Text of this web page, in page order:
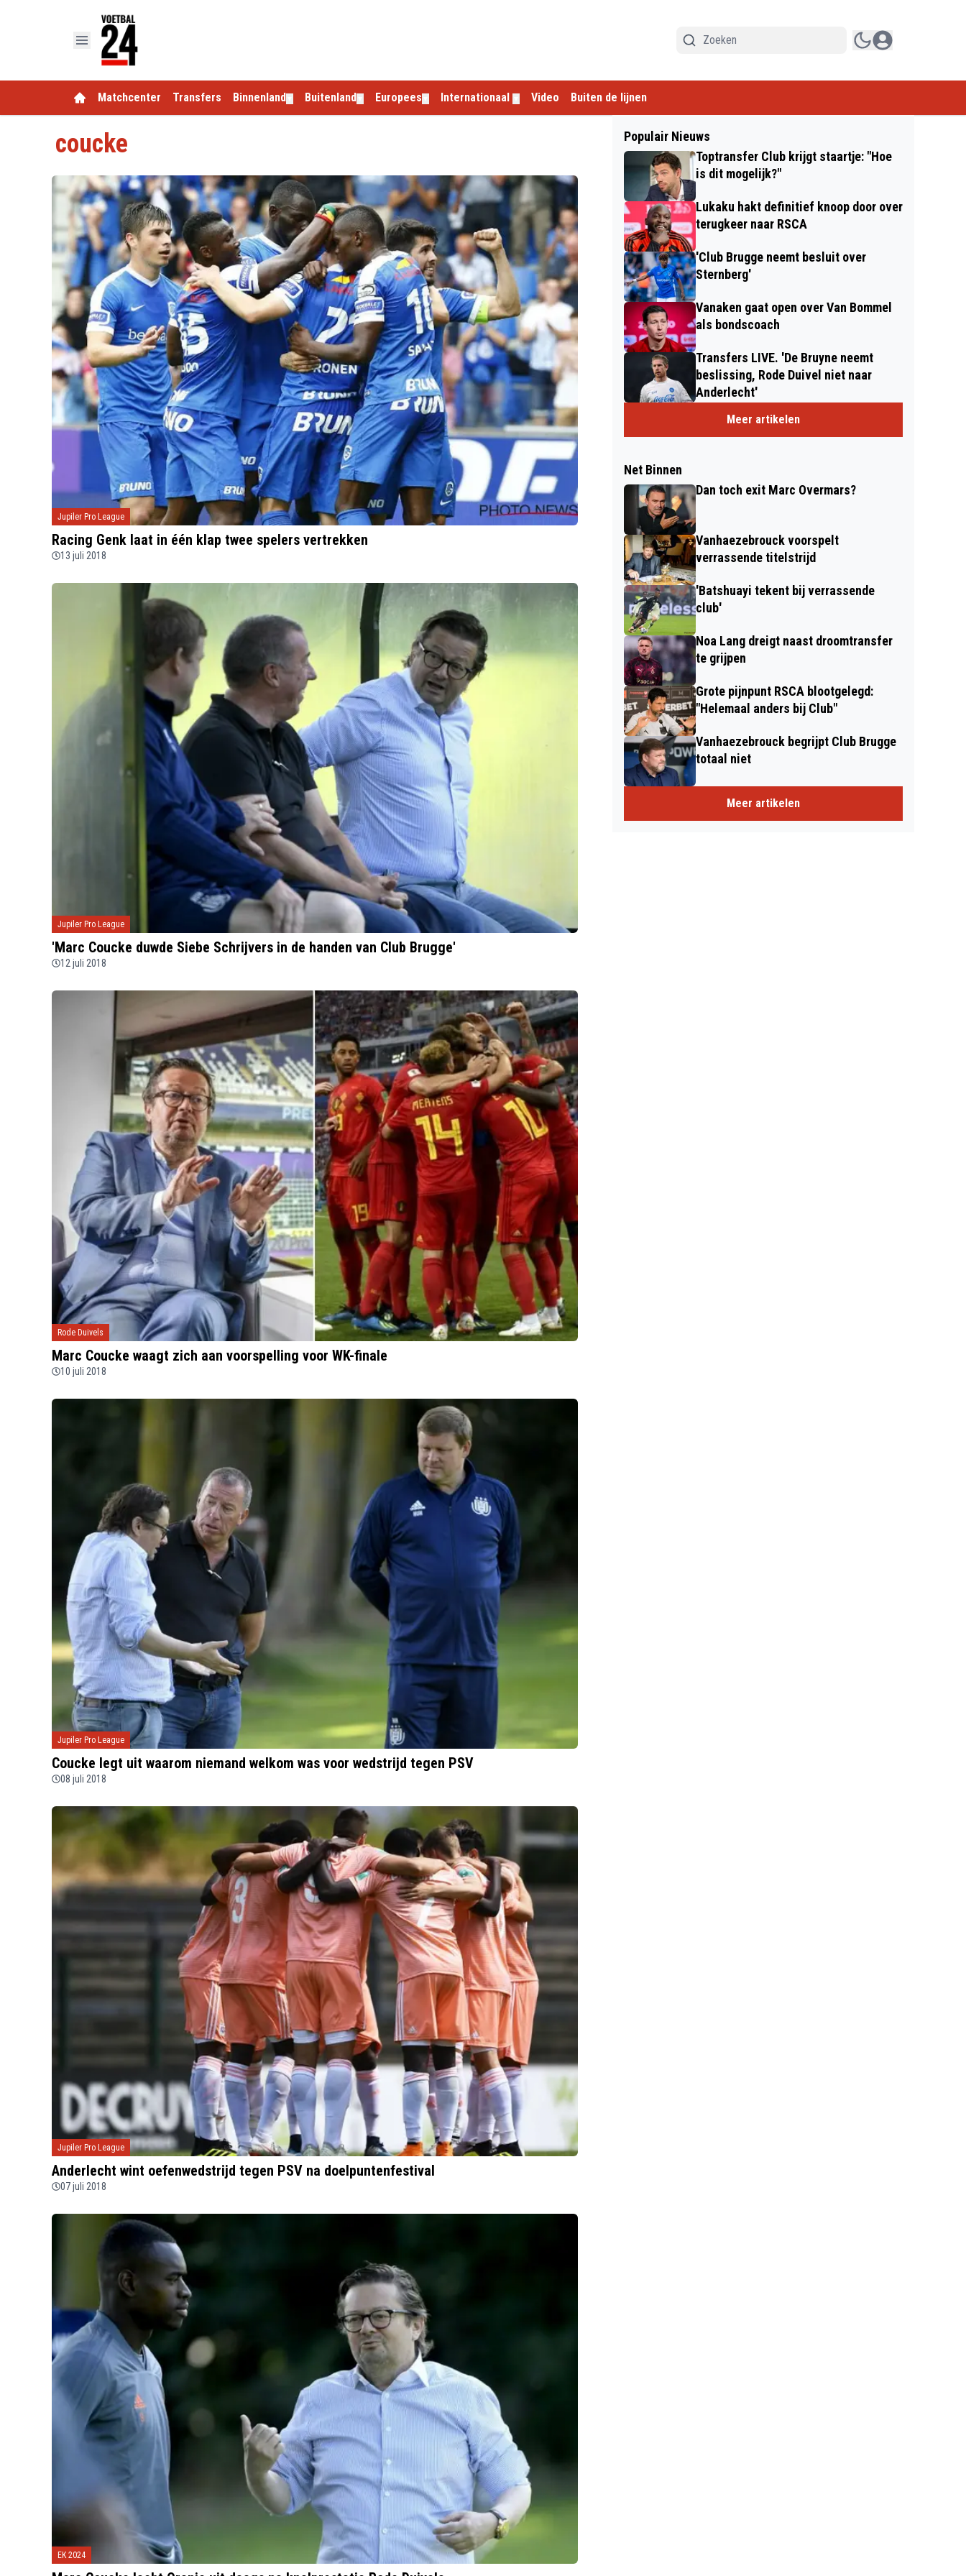
Matchcenter Transfers Binnenland Buitenland Europees Internationaal Video Buiten de lijnen
coucke
Jupiler Pro League
Racing Genk laat in één klap twee spelers vertrekken
13 juli 2018
Jupiler Pro League
'Marc Coucke duwde Siebe Schrijvers in de handen van Club Brugge'
12 juli 2018
Rode Duivels
Marc Coucke waagt zich aan voorspelling voor WK-finale
10 juli 2018
Jupiler Pro League
Coucke legt uit waarom niemand welkom was voor wedstrijd tegen PSV
08 juli 2018
Jupiler Pro League
Anderlecht wint oefenwedstrijd tegen PSV na doelpuntenfestival
07 juli 2018
EK 2024
Populair Nieuws
Toptransfer Club krijgt staartje: "Hoe
is dit mogelijk?"
Lukaku hakt definitief knoop door over
terugkeer naar RSCA
'Club Brugge neemt besluit over
Sternberg'
Vanaken gaat open over Van Bommel
als bondscoach
Transfers LIVE. 'De Bruyne neemt
beslissing, Rode Duivel niet naar
Anderlecht'
Meer artikelen
Net Binnen
Dan toch exit Marc Overmars?
Vanhaezebrouck voorspelt
verrassende titelstrijd
'Batshuayi tekent bij verrassende
club'
Noa Lang dreigt naast droomtransfer
te grijpen
Grote pijnpunt RSCA blootgelegd:
"Helemaal anders bij Club"
Vanhaezebrouck begrijpt Club Brugge
totaal niet
Meer artikelen